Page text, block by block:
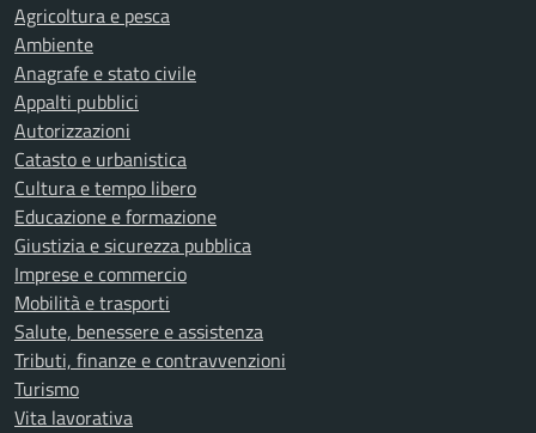
Agricoltura e pesca
Ambiente
Anagrafe e stato civile
Appalti pubblici
Autorizzazioni
Catasto e urbanistica
Cultura e tempo libero
Educazione e formazione
Giustizia e sicurezza pubblica
Imprese e commercio
Mobilità e trasporti
Salute, benessere e assistenza
Tributi, finanze e contravvenzioni
Turismo
Vita lavorativa